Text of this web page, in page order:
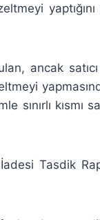
ancak satıcı
sınırlı kısmı
Tasdik